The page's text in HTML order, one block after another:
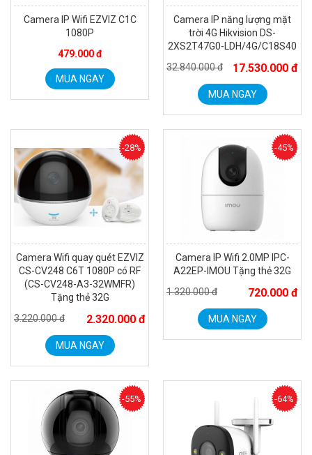
Camera IP Wifi EZVIZ C1C
1080P
479.000 đ
MUA NGAY
Camera IP năng lượng mặt
trời 4G Hikvision DS-
2XS2T47G0-LDH/4G/C18S40
32.840.000 đ
17.530.000 đ
MUA NGAY
Camera Wifi quay quét EZVIZ
CS-CV248 C6T 1080P có RF
(CS-CV248-A3-32WMFR)
Tặng thẻ 32G
3.220.000 đ
2.320.000 đ
-28%
MUA NGAY
Camera IP Wifi 2.0MP IPC-
A22EP-IMOU Tặng thẻ 32G
1.320.000 đ
720.000 đ
-45%
MUA NGAY
-55% -64%
MUA NGAY
Camera Wifi thông minh EZVIZ H6c Pro 3M 2K Tặng thẻ 64G
560.000 đ
MUA NGAY